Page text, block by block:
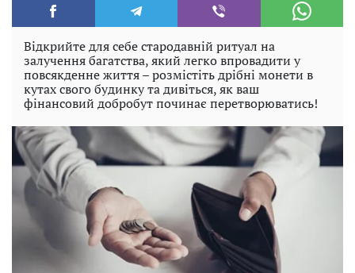
Відкрийте для себе стародавній ритуал на
залучення багатства, який легко впровадити у
повсякденне життя – розмістіть дрібні монети в
кутах свого будинку та дивіться, як ваш
фінансовий добробут починає перетворюватись!